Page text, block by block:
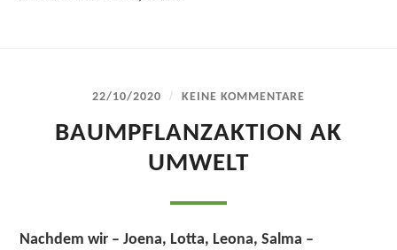
22/10/2020 / KEINE KOMMENTARE
BAUMPFLANZAKTION AK
UMWELT
Nachdem wir – Joena, Lotta, Leona, Salma –